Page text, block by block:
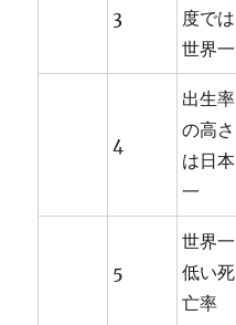
3
度では
世界一
4
出生率
の高さ
は日本
一
5
世界一
低い死
亡率